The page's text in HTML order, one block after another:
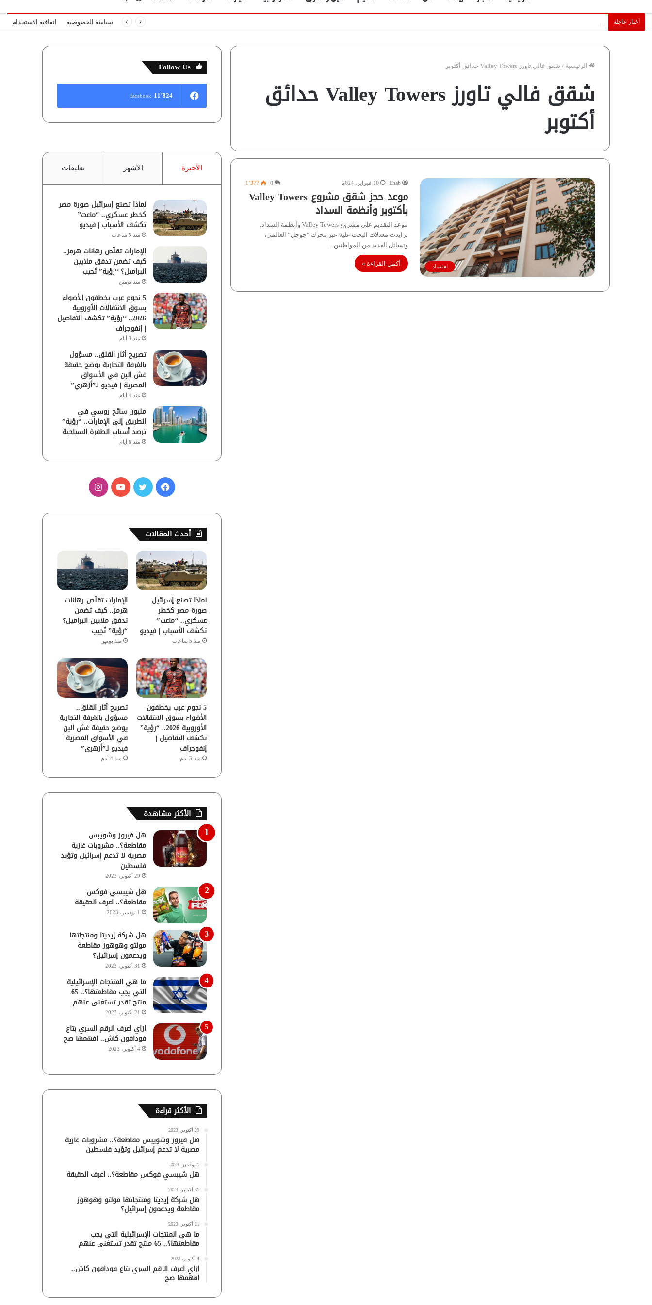
عنالمظلم
أخبار عاجلة سياسة الخصوصية اتفاقية الاستخدام
الرئيسية / شقق فالي تاورز Valley Towers حدائق أكتوبر
شقق فالي تاورز Valley Towers حدائق
أكتوبر
اقتصاد
Ehab 10 فبراير، 2024 0 1٬377
موعد حجز شقق مشروع Valley Towers
بأكتوبر وأنظمة السداد
موعد التقديم على مشروع Valley Towers وأنظمة السداد،
تزايدت معدلات البحث عليه عبر محرك “جوجل” العالمي،
وتسائل العديد من المواطنين…
أكمل القراءة »
Follow Us
11٬824 facebook
الأخيرة الأشهر تعليقات
لماذا تصنع إسرائيل صورة مصر
كخطر عسكري.. “ماعت”
تكشف الأسباب | فيديو
منذ 5 ساعات
الإمارات تقلّص رهانات هرمز..
كيف تضمن تدفق ملايين
البراميل؟ “رؤية” تُجيب
منذ يومين
5 نجوم عرب يخطفون الأضواء
بسوق الانتقالات الأوروبية
2026.. “رؤية” تكشف التفاصيل
| إنفوجراف
منذ 3 أيام
تصريح أثار القلق.. مسؤول
بالغرفة التجارية يوضح حقيقة
غش البن في الأسواق
المصرية | فيديو لـ”أزهري”
منذ 4 أيام
مليون سائح روسي في
الطريق إلى الإمارات.. “رؤية”
ترصد أسباب الطفرة السياحية
منذ 6 أيام
ف
س
و
ك
ي
ر
ب
ا
ق
ر
ا
م
أحدث المقالات
لماذا تصنع إسرائيل
صورة مصر كخطر
عسكري.. “ماعت”
تكشف الأسباب | فيديو
منذ 5 ساعات
الإمارات تقلّص رهانات
هرمز.. كيف تضمن
تدفق ملايين البراميل؟
“رؤية” تُجيب
منذ يومين
5 نجوم عرب يخطفون
الأضواء بسوق الانتقالات
الأوروبية 2026.. “رؤية”
تكشف التفاصيل |
إنفوجراف
منذ 3 أيام
تصريح أثار القلق..
مسؤول بالغرفة التجارية
يوضح حقيقة غش البن
في الأسواق المصرية |
فيديو لـ”أزهري”
منذ 4 أيام
الأكثر مشاهدة
هل فيروز وشويبس
مقاطعة؟.. مشروبات غازية
مصرية لا تدعم إسرائيل وتؤيد
فلسطين
29 أكتوبر، 2023
هل شيبسي فوكس
مقاطعة؟.. اعرف الحقيقة
1 نوفمبر، 2023
هل شركة إيديتا ومنتجاتها
مولتو وهوهوز مقاطعة
ويدعمون إسرائيل؟
31 أكتوبر، 2023
ما هي المنتجات الإسرائيلية
التي يجب مقاطعتها؟.. 65
منتج تقدر تستغنى عنهم
21 أكتوبر، 2023
ازاي اعرف الرقم السري بتاع
فودافون كاش.. افهمها صح
4 أكتوبر، 2023
الأكثر قراءة
29 أكتوبر، 2023
هل فيروز وشويبس مقاطعة؟.. مشروبات غازية
مصرية لا تدعم إسرائيل وتؤيد فلسطين
1 نوفمبر، 2023
هل شيبسي فوكس مقاطعة؟.. اعرف الحقيقة
31 أكتوبر، 2023
هل شركة إيديتا ومنتجاتها مولتو وهوهوز
مقاطعة ويدعمون إسرائيل؟
21 أكتوبر، 2023
ما هي المنتجات الإسرائيلية التي يجب
مقاطعتها؟.. 65 منتج تقدر تستغنى عنهم
4 أكتوبر، 2023
ازاي اعرف الرقم السري بتاع فودافون كاش..
افهمها صح